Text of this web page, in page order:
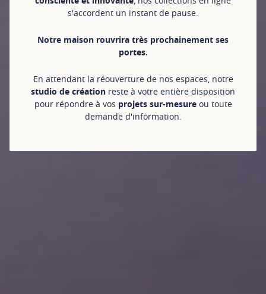
s'accordent un instant de pause.
Notre maison rouvrira très prochainement ses
portes.
En attendant la réouverture de nos espaces, notre
studio de création reste à votre entière disposition
pour répondre à vos projets sur-mesureou toute
demande d'information.